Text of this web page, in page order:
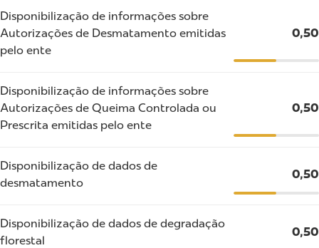
Disponibilização de informações sobre
Autorizações de Desmatamento emitidas
pelo ente
0,50
Disponibilização de informações sobre
Autorizações de Queima Controlada ou
Prescrita emitidas pelo ente
0,50
Disponibilização de dados de
desmatamento
0,50
Disponibilização de dados de degradação
florestal
0,50